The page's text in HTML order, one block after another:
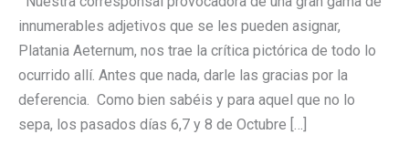
innumerables adjetivos que se les pueden asignar,
Platania Aeternum, nos trae la crítica pictórica de todo lo
ocurrido allí. Antes que nada, darle las gracias por la
deferencia. Como bien sabéis y para aquel que no lo
sepa, los pasados días 6,7 y 8 de Octubre […]